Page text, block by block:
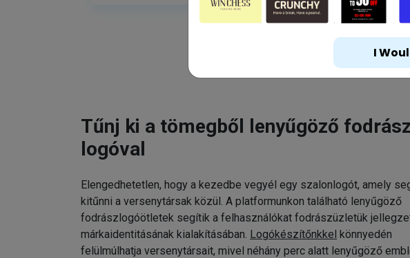
Tűnj ki a tömegből lenyűgöző
logóval
Elengedhetetlen, hogy a kezedbe vegyél egy szalonlogót, amely
kitűnni a versenytársak közül. A platformunkon található lenyűgöző
fodrászlogóötletek segítik a felhasználókat fodrászüzletük
márkaidentitásának kialakításában. Logókészítőnkkel könnyedén
felülmúlhatja versenytársait, mivel néhány perc alatt lenyűgöző
I